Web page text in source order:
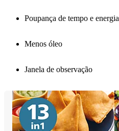
Poupança de tempo e energia
Menos óleo
Janela de observação